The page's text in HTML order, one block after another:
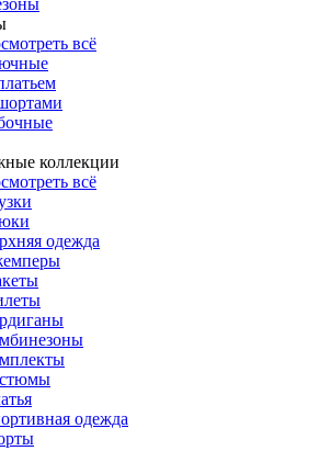
всё
коллекции
всё
одежда
одежда